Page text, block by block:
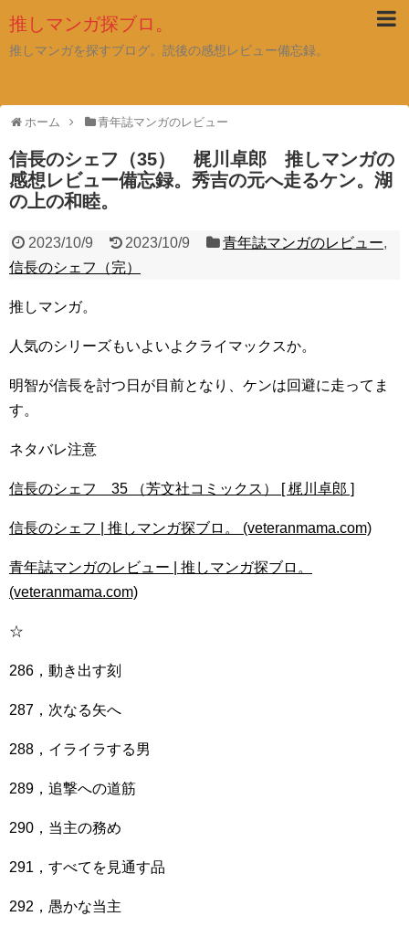
推しマンガ探ブロ。
推しマンガを探すブログ。読後の感想レビュー備忘録。
ホーム 青年誌マンガのレビュー
信長のシェフ（35） 梶川卓郎 推しマンガの
感想レビュー備忘録。秀吉の元へ走るケン。湖
の上の和睦。
2023/10/9 2023/10/9 青年誌マンガのレビュー,
信長のシェフ（完）
推しマンガ。
人気のシリーズもいよいよクライマックスか。
明智が信長を討つ日が目前となり、ケンは回避に走ってま
す。
ネタバレ注意
信長のシェフ 35 （芳文社コミックス） [ 梶川卓郎 ]
信長のシェフ | 推しマンガ探ブロ。 (veteranmama.com)
青年誌マンガのレビュー | 推しマンガ探ブロ。
(veteranmama.com)
☆
286，動き出す刻
287，次なる矢へ
288，イライラする男
289，追撃への道筋
290，当主の務め
291，すべてを見通す品
292，愚かな当主